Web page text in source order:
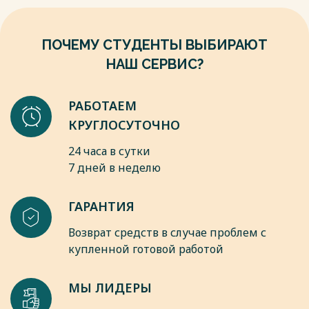
стоимостью при небольшом весе и объёме, что очень
конце IX века. Они были завезены из Византии купцами по
торговому пути.
ПОЧЕМУ СТУДЕНТЫ ВЫБИРАЮТ
НАШ СЕРВИС?
РАБОТАЕМ
КРУГЛОСУТОЧНО
24 часа в сутки
7 дней в неделю
ГАРАНТИЯ
Возврат средств в случае проблем с
купленной готовой работой
МЫ ЛИДЕРЫ